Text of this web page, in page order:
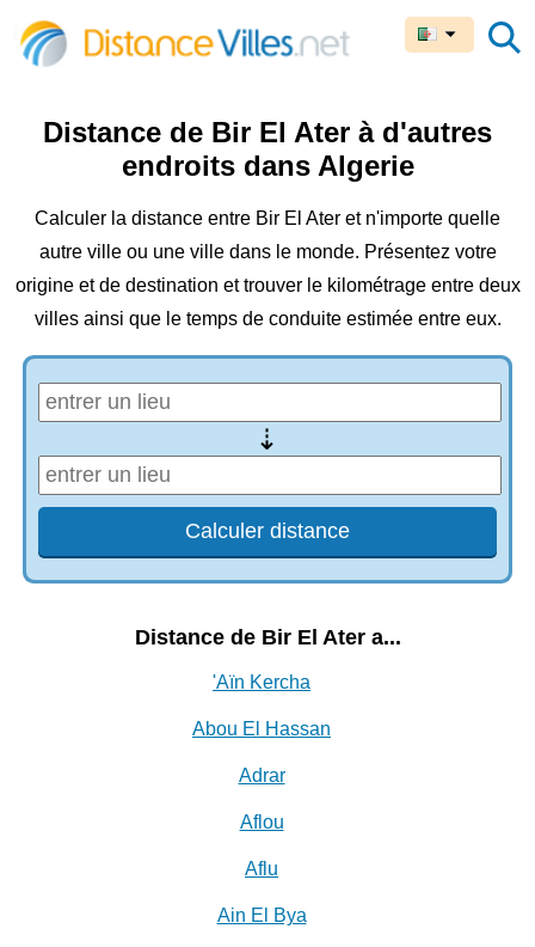
Distance de Bir El Ater à d'autres
endroits dans Algerie
Calculer la distance entre Bir El Ater et n'importe quelle
autre ville ou une ville dans le monde. Présentez votre
origine et de destination et trouver le kilométrage entre deux
villes ainsi que le temps de conduite estimée entre eux.
⇢
Distance de Bir El Ater a...
'Aïn Kercha
Abou El Hassan
Adrar
Aflou
Aflu
Ain El Bya